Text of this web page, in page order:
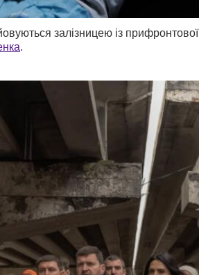
залізницею із
.